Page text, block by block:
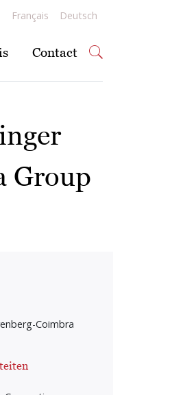
Français Deutsch
Contact
Group
Coimbra